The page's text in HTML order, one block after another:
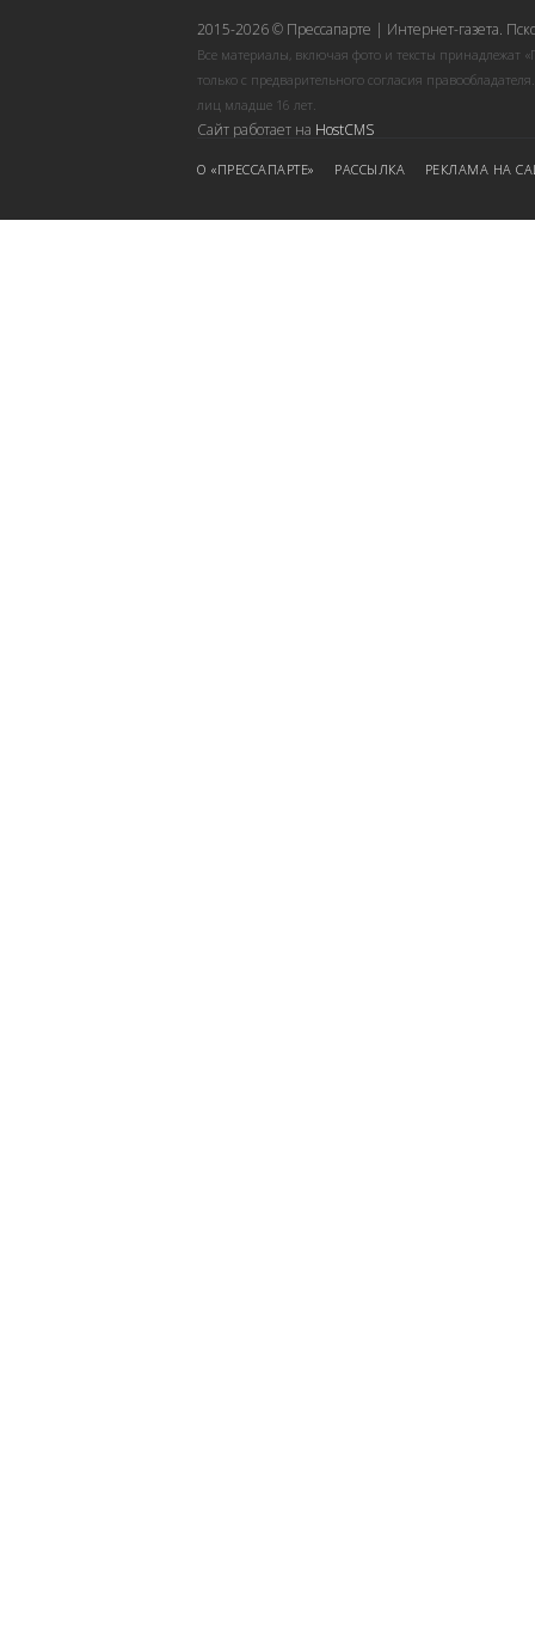
2015-2026 © Прессапарте | Интернет-газета.
Все материалы, включая фото и тексты принадлежат
только с предварительного согласия
лиц младше 16 лет.
Сайт работает на HostCMS
О «ПРЕССАПАРТЕ» РАССЫЛКА РЕКЛАМА НА